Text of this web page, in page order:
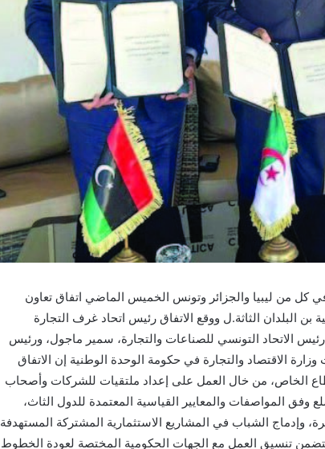
كل من ليبيا والجزائر وتونس الخميس الماضي اتفاق تعاون
بن البلدان الثاثة.ل ووقع الاتفاق رئيس اتحاد غرف التجارة
الاتحاد التونسي للصناعات والتجارة، سمير ماجول، ورئيس
الاقتصاد والتجارة في حكومة الوحدة الوطنية إن الاتفاق
الخاص، من خال العمل على إعداد ملتقيات للشركات وأصحاب
وفق المواصفات والمعايير القياسية المعتمدة للدول الثاث،
وإدماج الشباب في المشاريع الاستثمارية المشتركة المستهدفة
تنسيق العمل مع الجهات الحكومية المختصة لعودة الخطوط